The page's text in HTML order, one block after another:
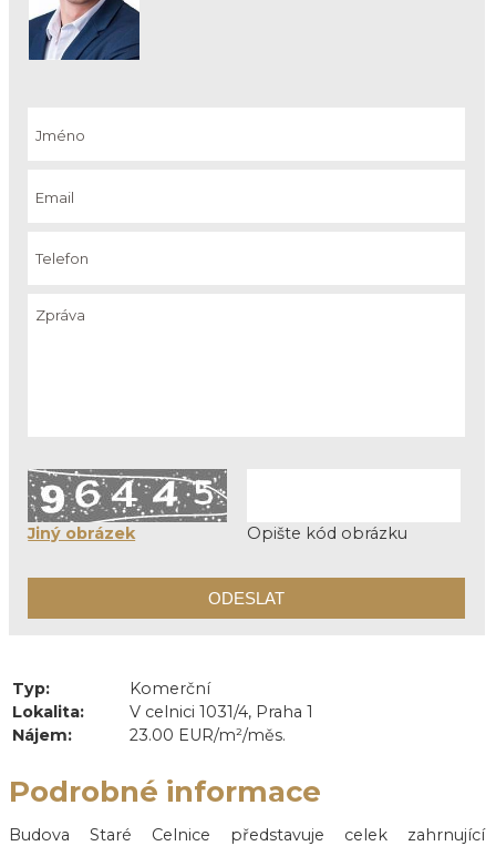
Jiný obrázek Opište kód obrázku
Typ:
Komerční
Lokalita:
V celnici 1031/4, Praha 1
Nájem:
23.00 EUR/m²/měs.
Podrobné informace
Budova Staré Celnice představuje celek zahrnující